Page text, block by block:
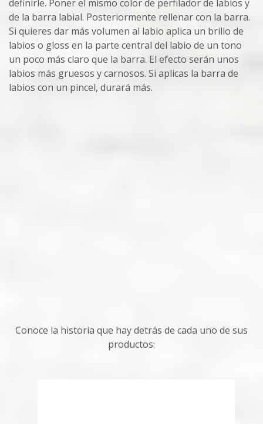
definirle. Poner el mismo color de perfilador de labios y
de la barra labial. Posteriormente rellenar con la barra.
Si quieres dar más volumen al labio aplica un brillo de
labios o gloss en la parte central del labio de un tono
un poco más claro que la barra. El efecto serán unos
labios más gruesos y carnosos. Si aplicas la barra de
labios con un pincel, durará más.
Conoce la historia que hay detrás de cada uno de sus
productos: